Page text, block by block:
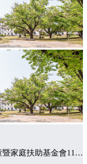
» 【外部公文】轉知財團法人台灣兒童暨家庭扶助基金會115學年度第1學期「韌世代」獎助學金相關資料